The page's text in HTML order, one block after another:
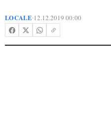
LOCALE•12.12.2019 00:00